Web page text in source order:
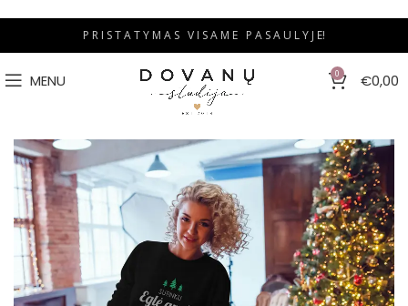
P R I S T A T Y M A S V I S A M E P A S A U L Y J E!
MENU 0 €0,00